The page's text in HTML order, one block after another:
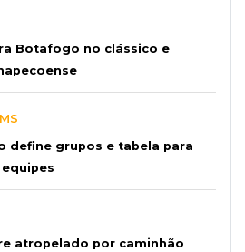
Botafogo no clássico e
define grupos e tabela para
atropelado por caminhão